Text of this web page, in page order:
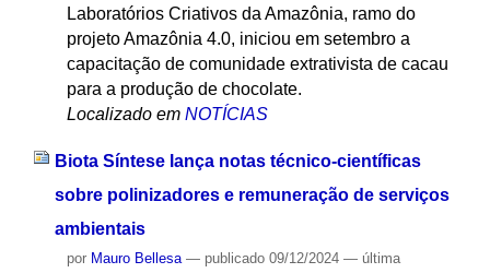
Laboratórios Criativos da Amazônia, ramo do
projeto Amazônia 4.0, iniciou em setembro a
capacitação de comunidade extrativista de cacau
para a produção de chocolate.
Localizado em NOTÍCIAS
Biota Síntese lança notas técnico-científicas
sobre polinizadores e remuneração de serviços
ambientais
por Mauro Bellesa — publicado09/12/2024 — última